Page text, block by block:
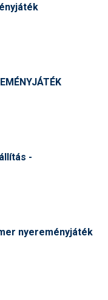
-
nyereményjáték